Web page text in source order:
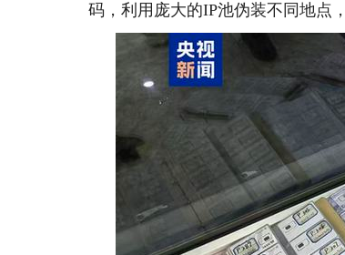
码，利用庞大的IP池伪装不同地点